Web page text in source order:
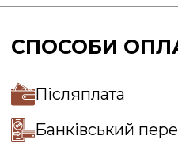
СПОСОБИ
Післяплата
Банківський